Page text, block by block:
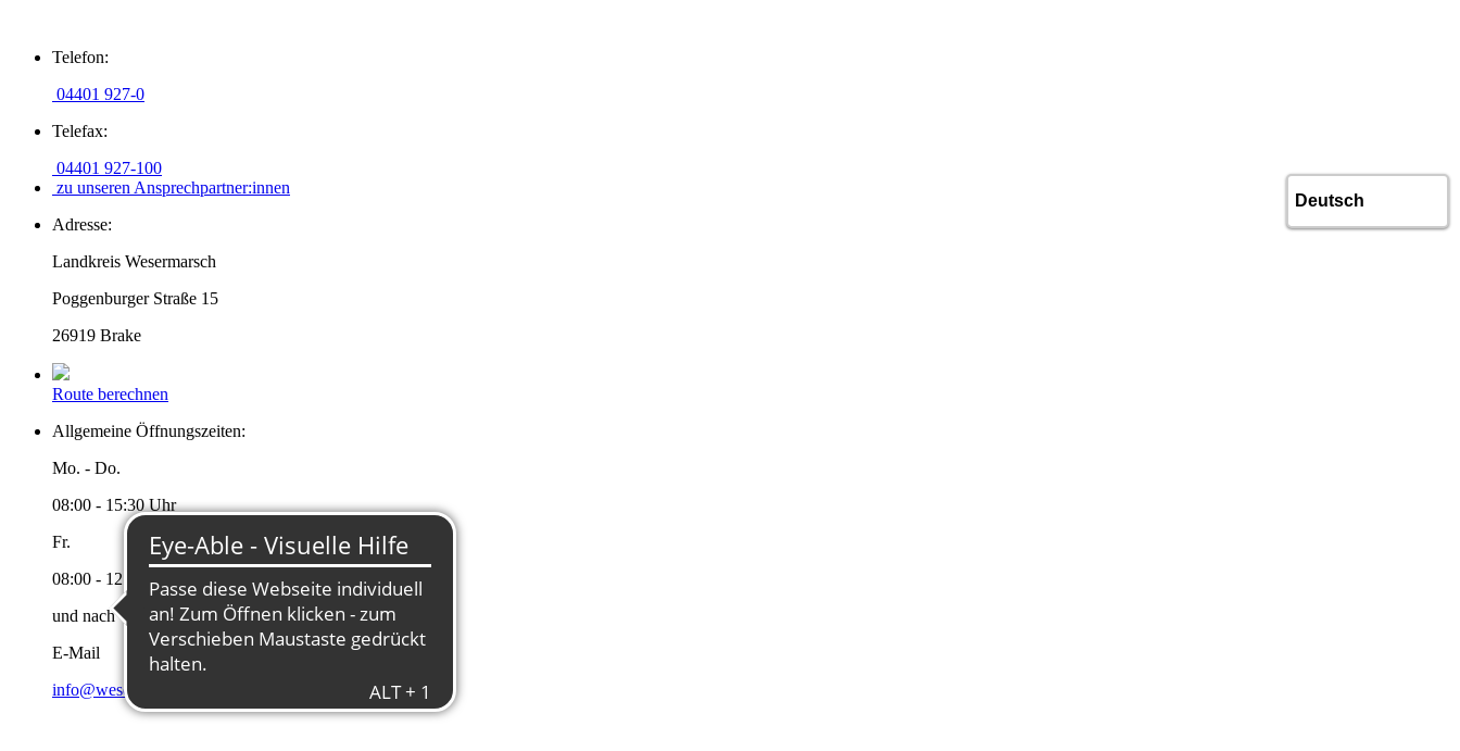
Inhalt
Telefon:
04401 927-0
Telefax:
04401 927-100
zu unseren Ansprechpartner:innen
Adresse:
Landkreis Wesermarsch
Poggenburger Straße 15
26919 Brake
Route berechnen
Allgemeine Öffnungszeiten:
Mo. - Do.
08:00 - 15:30 Uhr
Fr.
08:00 - 12:00 Uhr
und nach Vereinbarung
E-Mail
info@wesermarsch.de